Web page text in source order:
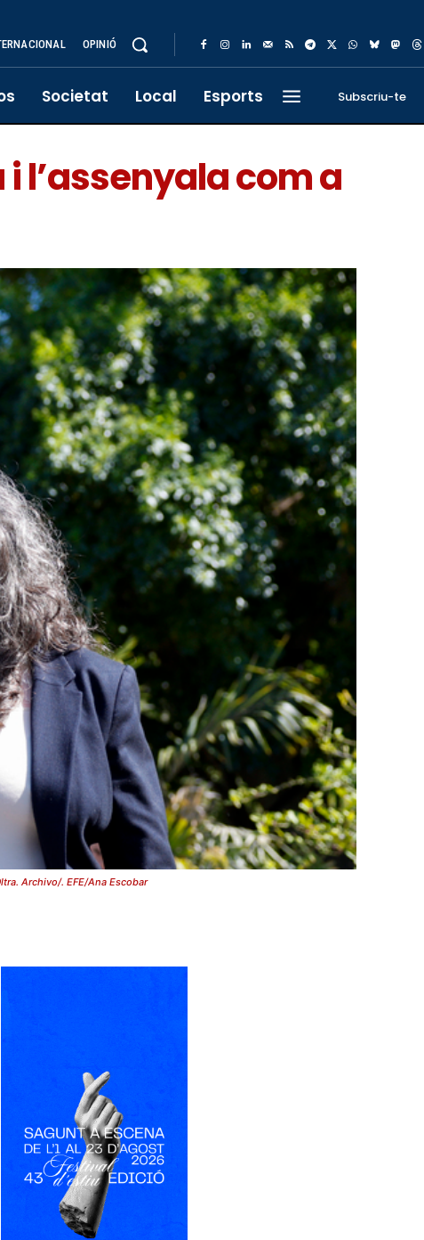
OPINIÓ
Societat Local Esports Subscriu-te
l’assenyala com a
Archivo/. EFE/Ana Escobar